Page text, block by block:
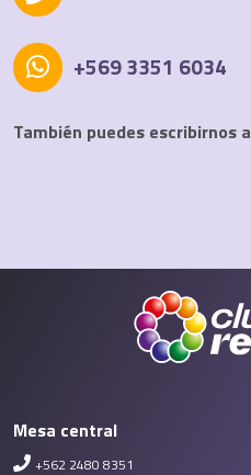
+569 3351 6034
También puedes escribirnos a
Mesa central
+562 2480 8351